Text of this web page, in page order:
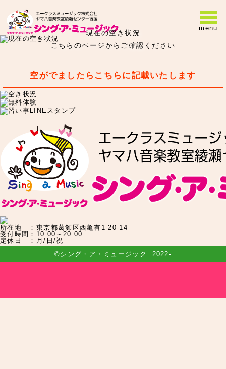
menu
現在の空き状況
こちらのページからご確認ください
空がでましたらこちらに記載いたします
所在地 ： 東京都葛飾区西亀有1-20-14
受付時間： 10:00～20:00
定休日 ：
月/日/祝
©シング・ア・ミュージック. 2022-